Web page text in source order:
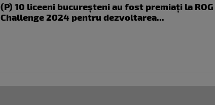
(P) 10 liceeni bucureșteni au fost premiați la ROG
Challenge 2024 pentru dezvoltarea...